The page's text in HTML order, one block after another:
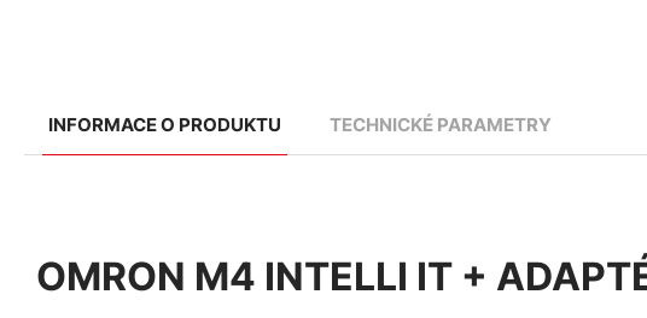
INFORMACE O PRODUKTU TECHNICKÉ PARAMETRY
OMRON M4 INTELLI IT +